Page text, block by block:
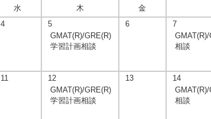
水 木 金
4
5
GMAT(R)/GRE(R)
学習計画相談
6
7
相談
11
12
GMAT(R)/GRE(R)
学習計画相談
13
14
相談